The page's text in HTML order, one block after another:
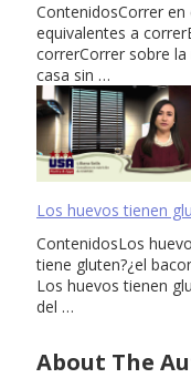
ContenidosCorrer
equivalentes a
correrCorrer sobre
casa sin …
Los huevos tienen
ContenidosLos
tiene gluten?¿el
Los huevos tienen
del …
About The